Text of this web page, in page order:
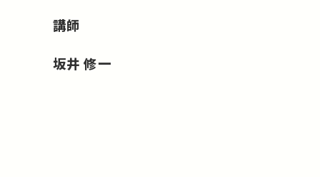
講師
坂井 修一